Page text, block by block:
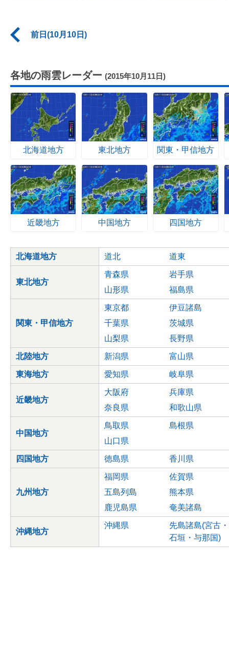
前日(10月10日)
各地の雨雲レーダー (2015年10月11日)
北海道地方 東北地方 関東・甲信地方
近畿地方 中国地方 四国地方
北海道地方 道北 道東
東北地方
青森県
岩手県
山形県
福島県
関東・甲信地方
東京都
伊豆諸島
千葉県
茨城県
山梨県
長野県
北陸地方 新潟県 富山県
東海地方 愛知県 岐阜県
近畿地方
大阪府
兵庫県
奈良県
和歌山県
中国地方
鳥取県
島根県
山口県
四国地方 徳島県 香川県
九州地方
福岡県
佐賀県
五島列島
熊本県
鹿児島県
奄美諸島
沖縄地方
沖縄県
先島諸島(宮古・
石垣・与那国)